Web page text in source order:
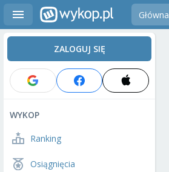
Główna
ZALOGUJ SIĘ
WYKOP
Ranking
Osiągnięcia